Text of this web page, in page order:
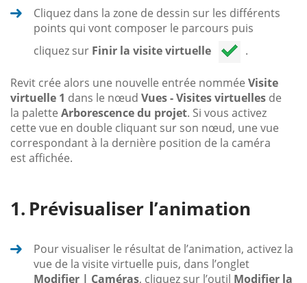
Cliquez dans la zone de dessin sur les différents
points qui vont composer le parcours puis
cliquez sur Finir la visite virtuelle .
Revit crée alors une nouvelle entrée nommée Visite
virtuelle 1 dans le nœud Vues - Visites virtuelles de
la palette Arborescence du projet. Si vous activez
cette vue en double cliquant sur son nœud, une vue
correspondant à la dernière position de la caméra
est affichée.
Prévisualiser l’animation
Pour visualiser le résultat de l’animation, activez la
vue de la visite virtuelle puis, dans l’onglet
Modifier | Caméras, cliquez sur l’outil Modifier la